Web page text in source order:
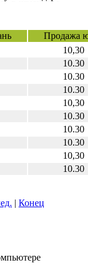
Продажа
10,30
10.30
10.30
10.30
10,30
10.30
10.30
10.30
10,30
10.30
| Конец